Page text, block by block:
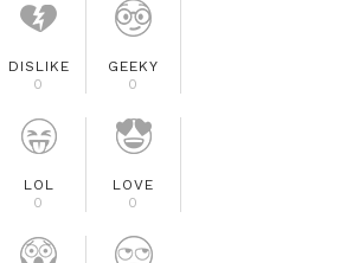
DISLIKE
0
GEEKY
0
LOL
0
LOVE
0